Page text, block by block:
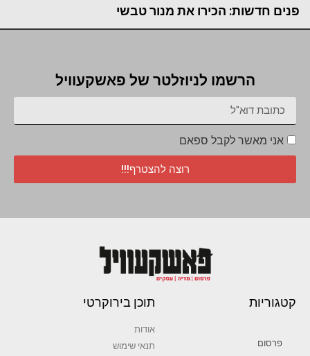
פנים חדשות: הכירו את מנור טבשי
הרשמו לניוזלטר של פאשקעוויל
אני מאשר לקבל ספאם
רוצה להצטרף!!!
קטגוריות
פרסום
תוכן בירוקרטי
אודות
תנאי שימוש